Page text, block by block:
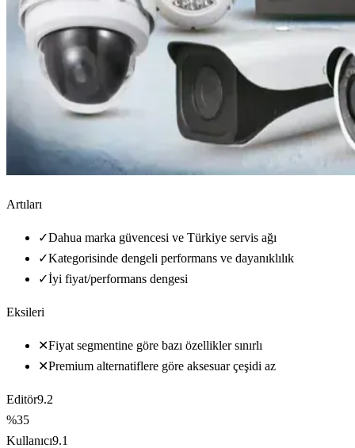
Artıları
✓Dahua marka güvencesi ve Türkiye servis ağı
✓Kategorisinde dengeli performans ve dayanıklılık
✓İyi fiyat/performans dengesi
Eksileri
✕Fiyat segmentine göre bazı özellikler sınırlı
✕Premium alternatiflere göre aksesuar çeşidi az
Editör9.2
%35
Kullanıcı9.1